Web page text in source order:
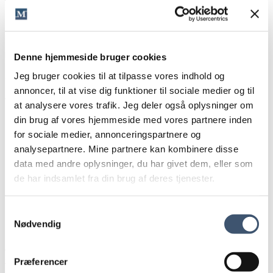
Denne hjemmeside bruger cookies
Jeg bruger cookies til at tilpasse vores indhold og
annoncer, til at vise dig funktioner til sociale medier og til
at analysere vores trafik. Jeg deler også oplysninger om
din brug af vores hjemmeside med vores partnere inden
for sociale medier, annonceringspartnere og
analysepartnere. Mine partnere kan kombinere disse
data med andre oplysninger, du har givet dem, eller som
de har indsamlet fra din brug af deres tjenester.
Nødvendig
Præferencer
For alle virksomheders setup er forskellige. Både mht.
deres eksisterende markedsføring, hvor dyre ydelser de
kunder.
fordi du godt ved, hvor komplekst spørgsmålet er.
Vil du høre mit bud på, hvor du skal fokusere?
Eller hvad der skal være opfyldt for at sætte
bestemte former for markedsføring i gang?
Så er du meget velkommen til at ringe til mig på 27 12 11
14 eller
sende en mail
16. december 2021
Kommentarer
skal
Giver din markedsføring ikke de ønskede resultater?